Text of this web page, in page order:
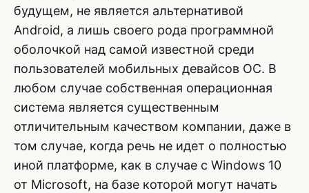
будущем, не является альтернативой
Android, а лишь своего рода программной
оболочкой над самой известной среди
пользователей мобильных девайсов ОС. В
любом случае собственная операционная
система является существенным
отличительным качеством компании, даже в
том случае, когда речь не идет о полностью
иной платформе, как в случае с Windows 10
от Microsoft, на базе которой могут начать